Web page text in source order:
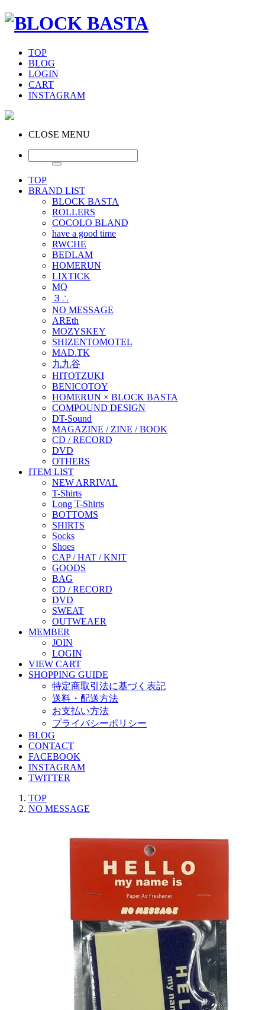
TOP
BLOG
LOGIN
CART
INSTAGRAM
CLOSE MENU
TOP
BRAND LIST
BLOCK BASTA
ROLLERS
COCOLO BLAND
have a good time
RWCHE
BEDLAM
HOMERUN
LIXTICK
MQ
３∴
NO MESSAGE
AREth
MOZYSKEY
SHIZENTOMOTEL
MAD.TK
九九谷
HITOTZUKI
BENICOTOY
HOMERUN × BLOCK BASTA
COMPOUND DESIGN
DT-Sound
MAGAZINE / ZINE / BOOK
CD / RECORD
DVD
OTHERS
ITEM LIST
NEW ARRIVAL
T-Shirts
Long T-Shirts
BOTTOMS
SHIRTS
Socks
Shoes
CAP / HAT / KNIT
GOODS
BAG
CD / RECORD
DVD
SWEAT
OUTWEAER
MEMBER
JOIN
LOGIN
VIEW CART
SHOPPING GUIDE
特定商取引法に基づく表記
送料・配送方法
お支払い方法
プライバシーポリシー
BLOG
CONTACT
FACEBOOK
INSTAGRAM
TWITTER
TOP
NO MESSAGE